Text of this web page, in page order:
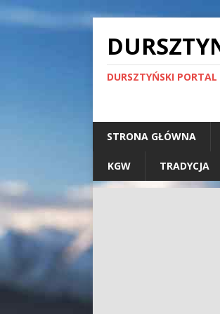
DURSZTYŃSKI
STRONA GŁÓWNA
KGW TRADYCJA